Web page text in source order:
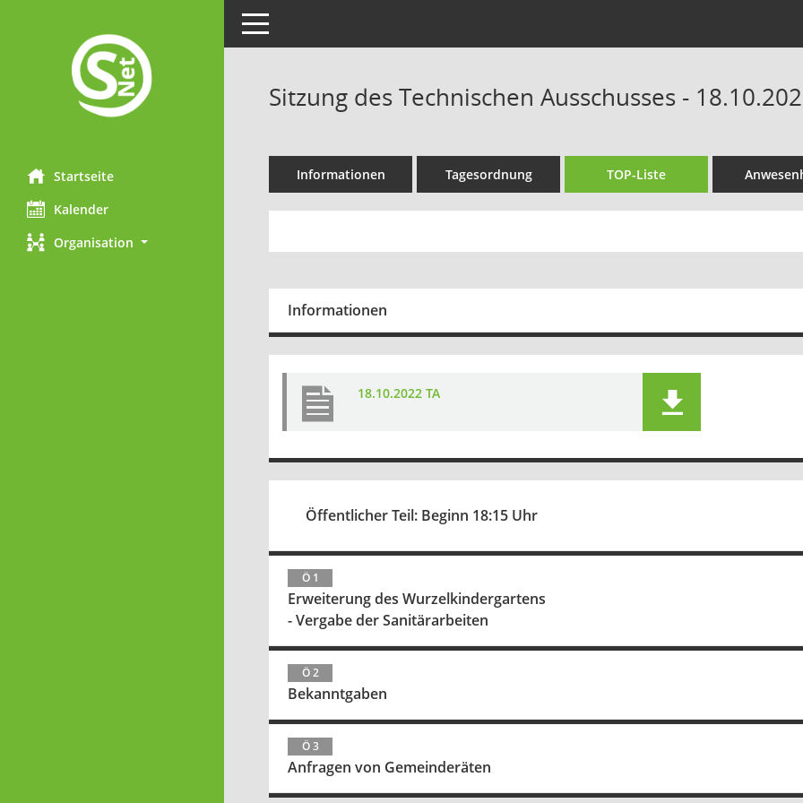
Startseite
Kalender
Organisation
Toggle navigation
Sitzung des Technischen Ausschusses -
Informationen Tagesordnung TOP-Liste
Informationen
18.10.2022 TA
Öffentlicher Teil: Beginn 18:15 Uhr
Ö 1
Erweiterung des Wurzelkindergartens
- Vergabe der Sanitärarbeiten
Ö 2
Bekanntgaben
Ö 3
Anfragen von Gemeinderäten